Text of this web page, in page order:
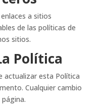
a sitios
de las políticas de
sitios.
Política
actualizar esta Política
Cualquier cambio